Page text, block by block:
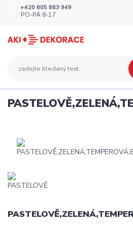
+420 605 883 949
PO-PÁ 8-17